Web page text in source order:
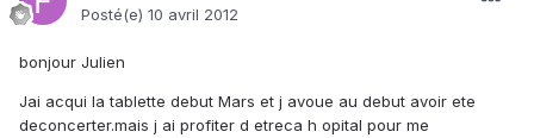
Posté(e) 10 avril 2012
bonjour Julien
Jai acqui la tablette debut Mars et j avoue au debut avoir ete
deconcerter.mais j ai profiter d etreca h opital pour me